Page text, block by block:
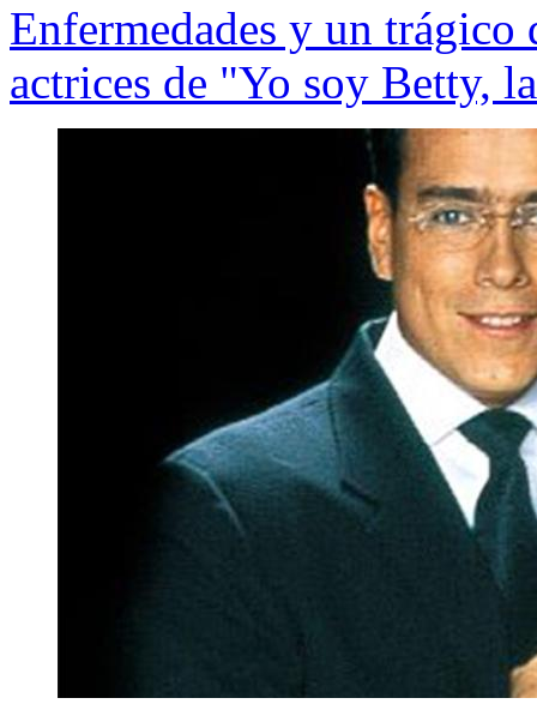
Enfermedades y un trágico
actrices de "Yo soy Betty,